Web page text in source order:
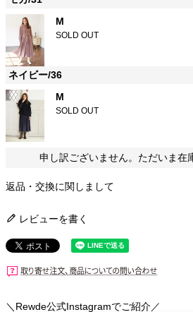
M
SOLD OUT
ネイビー/36
M
SOLD OUT
申し訳ございません。ただいま在
返品・交換に関しまして
レビューを書く
＼Rewde公式Instagramでご紹介／